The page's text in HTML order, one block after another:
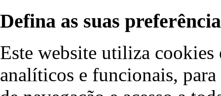
Defina as suas
Este website utiliza cookies
analíticos e funcionais,